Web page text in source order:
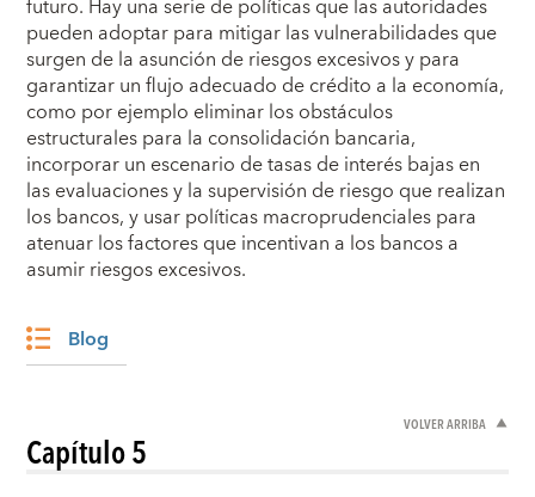
futuro. Hay una serie de políticas que las autoridades
pueden adoptar para mitigar las vulnerabilidades que
surgen de la asunción de riesgos excesivos y para
garantizar un flujo adecuado de crédito a la economía,
como por ejemplo eliminar los obstáculos
estructurales para la consolidación bancaria,
incorporar un escenario de tasas de interés bajas en
las evaluaciones y la supervisión de riesgo que realizan
los bancos, y usar políticas macroprudenciales para
atenuar los factores que incentivan a los bancos a
asumir riesgos excesivos.
Blog
VOLVER ARRIBA
Capítulo 5